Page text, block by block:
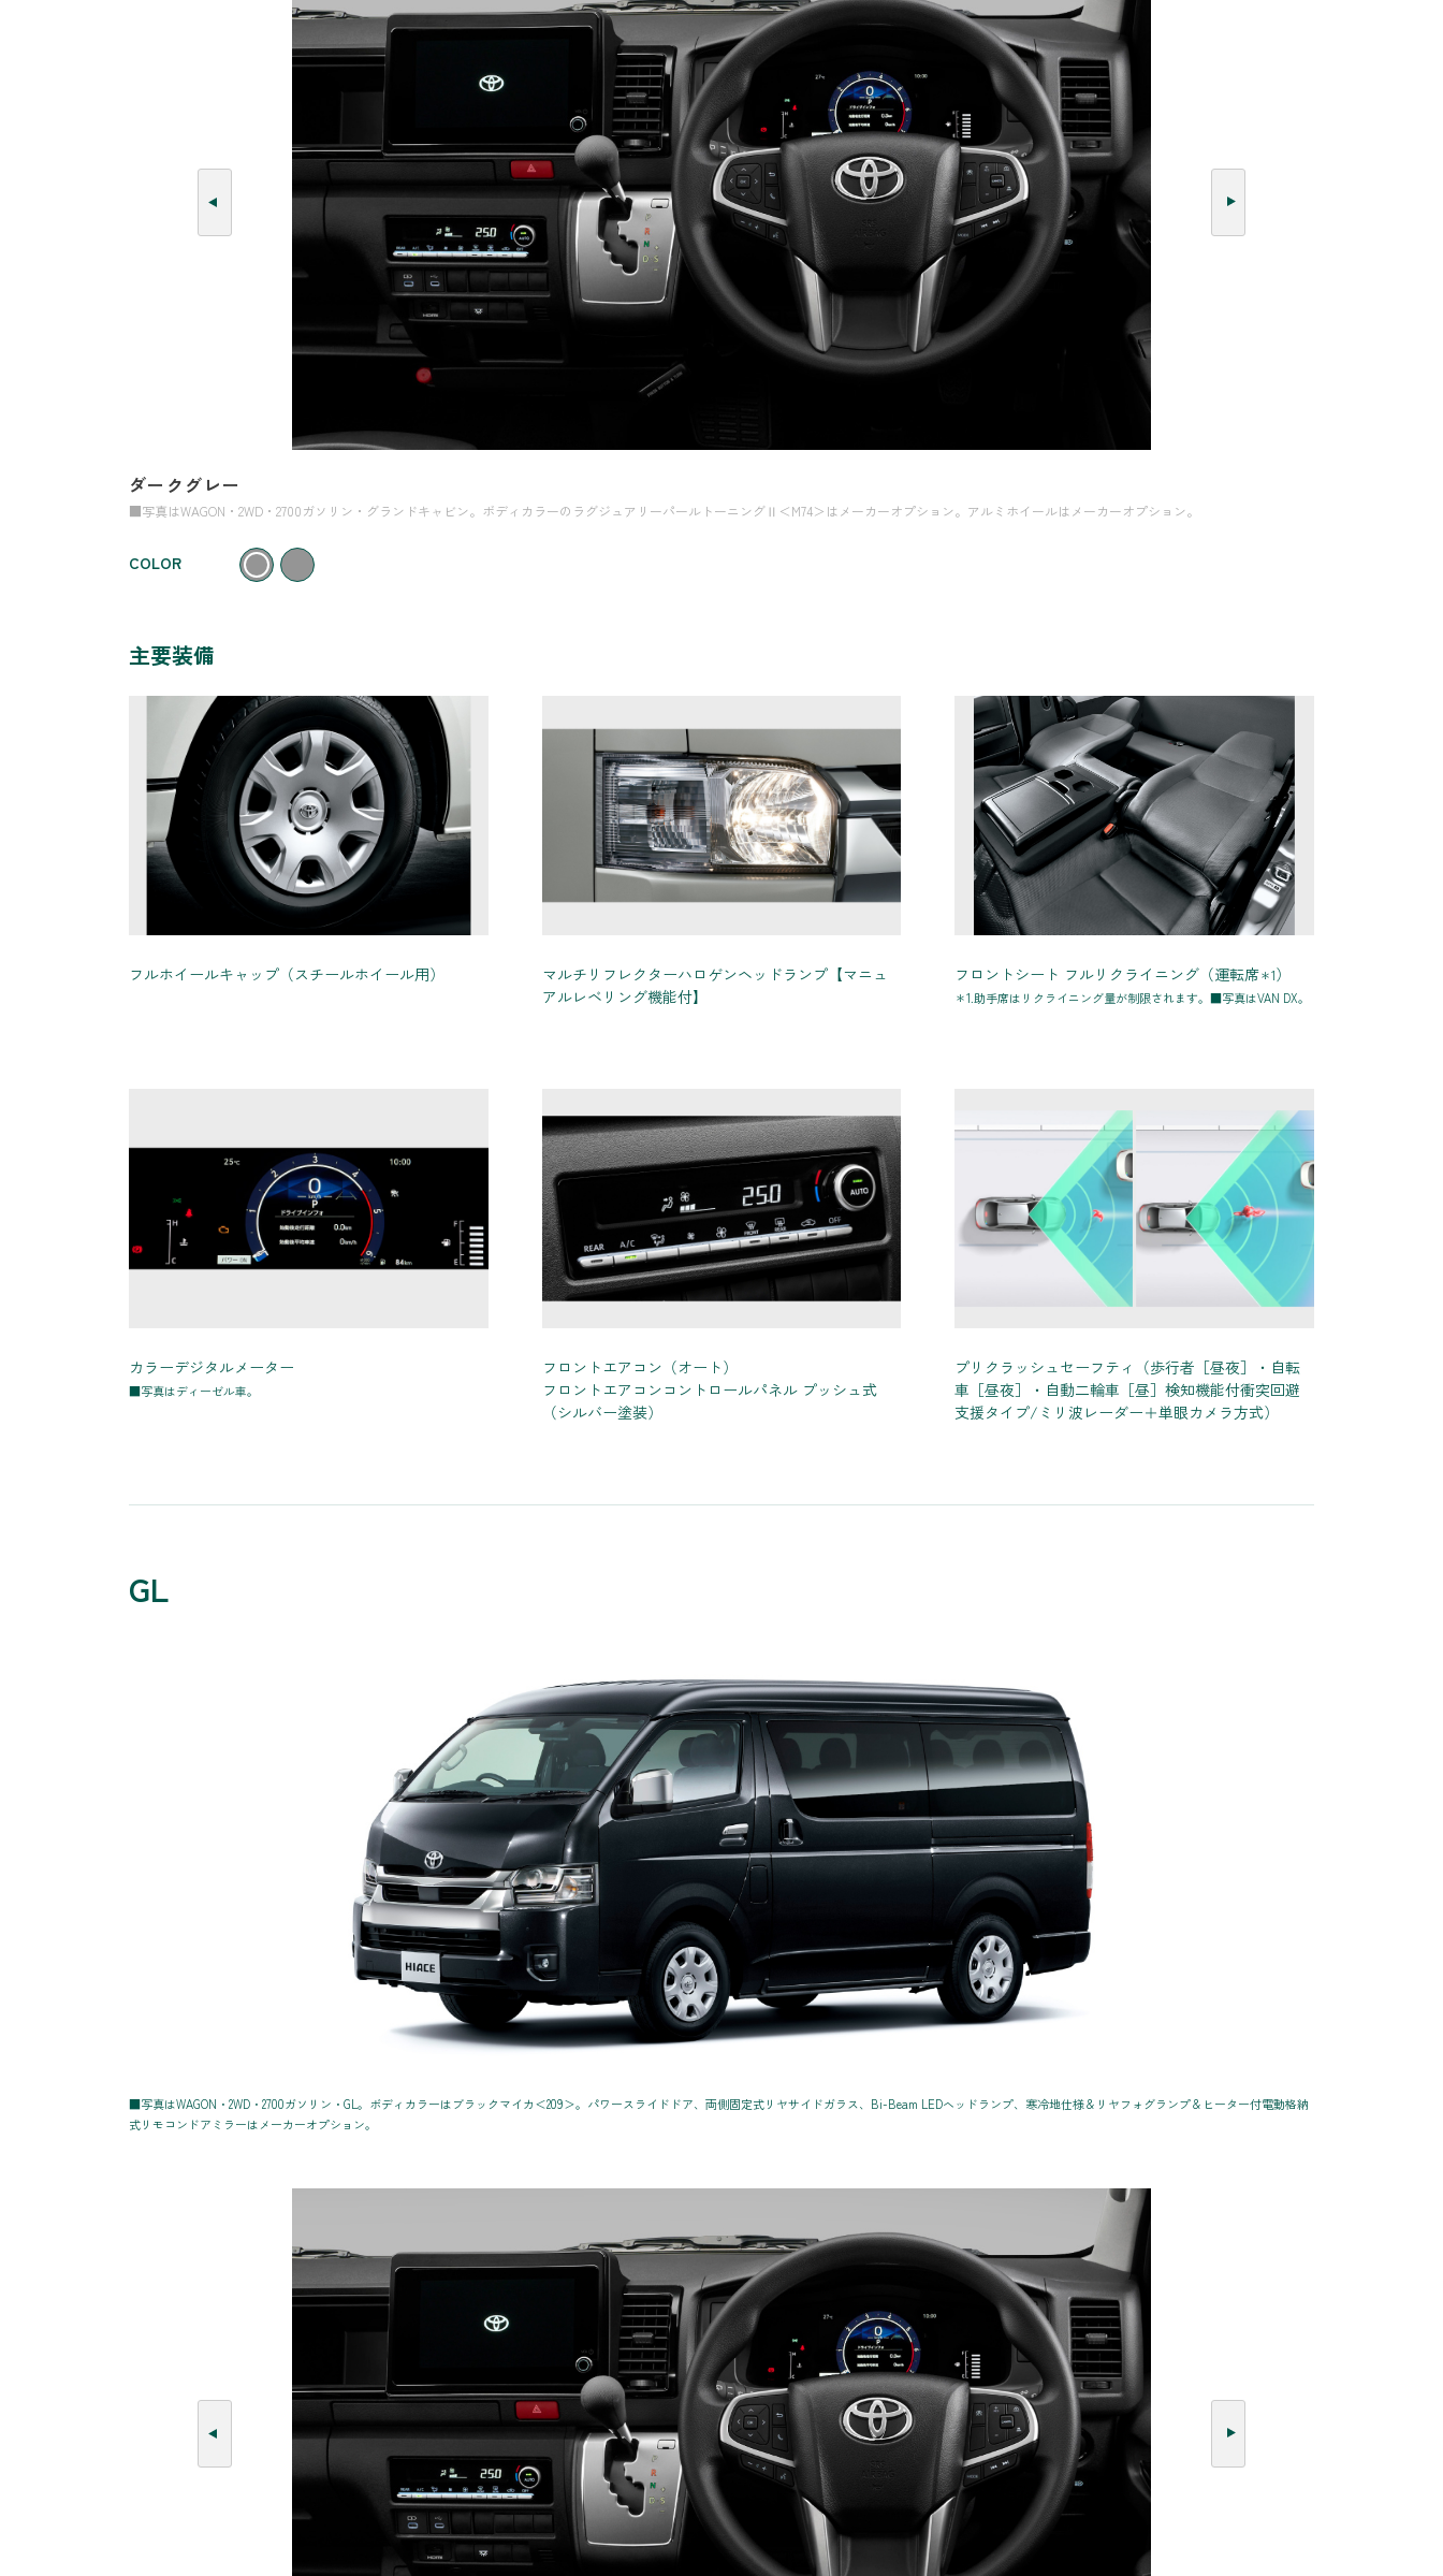
ダークグレー
■写真はWAGON・2WD・2700ガソリン・グランドキャビン。ボディカラーのラグジュアリーパールトーニングⅡ＜M74＞はメーカーオプション。アルミホイールはメーカーオプション。
COLOR
主要装備
フルホイールキャップ（スチールホイール用）
マルチリフレクターハロゲンヘッドランプ【マニュ
アルレベリング機能付】
フロントシート フルリクライニング（運転席＊1）
＊1.助手席はリクライニング量が制限されます。■写真はVAN DX。
カラーデジタルメーター
■写真はディーゼル車。
フロントエアコン（オート）
フロントエアコンコントロールパネル プッシュ式
（シルバー塗装）
プリクラッシュセーフティ（歩行者［昼夜］・自転
車［昼夜］・自動二輪車［昼］検知機能付衝突回避
支援タイプ/ミリ波レーダー＋単眼カメラ方式）
GL
■写真はWAGON・2WD・2700ガソリン・GL。ボディカラーはブラックマイカ＜209＞。パワースライドドア、両側固定式リヤサイドガラス、Bi-Beam LEDヘッドランプ、寒冷地仕様＆リヤフォグランプ＆ヒーター付電動格納
式リモコンドアミラーはメーカーオプション。